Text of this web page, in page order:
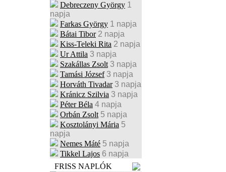
Debreczeny György 1
napja
Farkas György 1 napja
Bátai Tibor 2 napja
Kiss-Teleki Rita 2 napja
Ur Attila 3 napja
Szakállas Zsolt 3 napja
Tamási József 3 napja
Horváth Tivadar 3 napja
Kránicz Szilvia 3 napja
Péter Béla 4 napja
Orbán Zsolt 5 napja
Kosztolányi Mária 5
napja
Nemes Máté 5 napja
Tikkel Lajos 6 napja
FRISS NAPLÓK